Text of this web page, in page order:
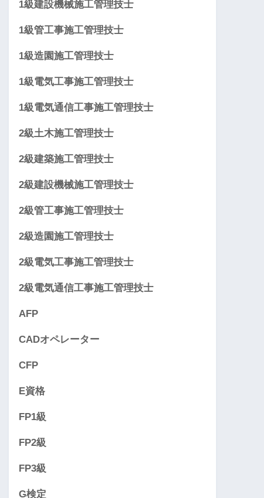
1級建設機械施工管理技士
1級管工事施工管理技士
1級造園施工管理技士
1級電気工事施工管理技士
1級電気通信工事施工管理技士
2級土木施工管理技士
2級建築施工管理技士
2級建設機械施工管理技士
2級管工事施工管理技士
2級造園施工管理技士
2級電気工事施工管理技士
2級電気通信工事施工管理技士
AFP
CADオペレーター
CFP
E資格
FP1級
FP2級
FP3級
G検定